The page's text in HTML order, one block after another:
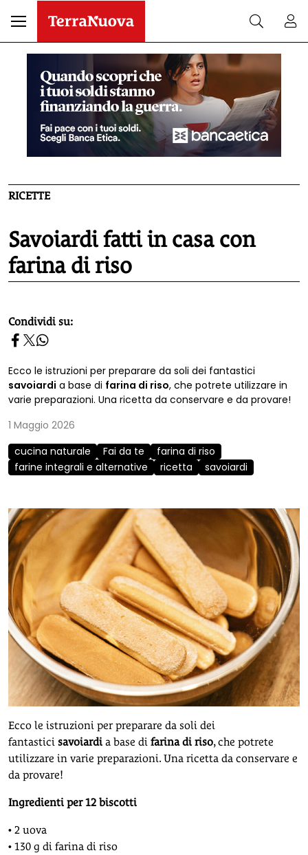
RICETTE
Savoiardi fatti in casa con
farina di riso
homepage h2
Condividi su:
Ecco le istruzioni per preparare da soli dei fantastici
savoiardi a base di farina di riso, che potrete utilizzare in
varie preparazioni. Una ricetta da conservare e da provare!
1 Maggio 2026
cucina naturale
Fai da te
farina di riso
farine integrali e alternative
ricetta savoiardi
Ecco le istruzioni per preparare da soli dei
fantastici savoiardi a base di farina di riso, che potrete
utilizzare in varie preparazioni. Una ricetta da conservare e
da provare!
Ingredienti per 12 biscotti
• 2 uova
• 130 g di farina di riso